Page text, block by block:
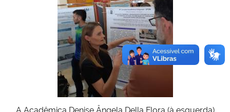
A Acadêmica Denise Ângela Della Flora (à esquerda)